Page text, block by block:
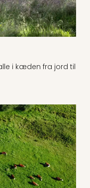
i kæden fra jord til